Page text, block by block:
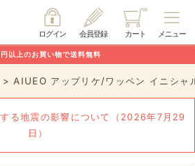
メニュー
カート
会員登録
ログイン
以上のお買い物で送料無料
AIUEO アップリケ/ワッペン イニシ
る地震の影響について（2026年7月29
日）